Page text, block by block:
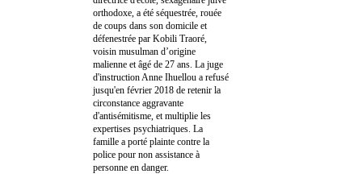
orthodoxe, a été séquestrée, rouée
de coups dans son domicile et
défenestrée par Kobili Traoré,
voisin musulman d’origine
malienne et âgé de 27 ans. La juge
d'instruction Anne Ihuellou a refusé
jusqu'en février 2018 de retenir la
circonstance aggravante
d'antisémitisme, et multiplie les
expertises psychiatriques. La
famille a porté plainte contre la
police pour non assistance à
personne en danger.